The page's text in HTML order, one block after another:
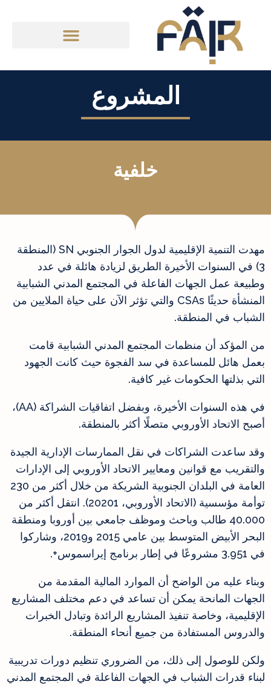
المشروع
خلفية
مهدت التنمية الإقليمية لدول الجوار الجنوبي SN (المنطقة
3) في السنوات الأخيرة الطريق لزيادة هائلة في عدد
وطبيعة عمل الجهات الفاعلة في المجتمع المدني الشبابية
المنشأة حديثًا CSAs والتي تؤثر الآن على حياة الملايين من
الشباب في المنطقة.
من المؤكد أن منظمات المجتمع المدني الشبابية قامت
بعمل هائل للمساعدة في سد الفجوة حيث كانت الجهود
التي بذلتها الحكومات غير كافية.
في هذه السنوات الأخيرة، وبفضل اتفاقيات الشراكة (AA)،
أصبح الاتحاد الأوروبي متصلًا أكثر بالمنطقة.
وقد ساعدت الشراكات في نقل الممارسات الإدارية الجيدة
والتقريب مع قوانين ومعايير الاتحاد الأوروبي إلى الإدارات
العامة في البلدان الجنوبية الشريكة من خلال أكثر من 230
توأمة مؤسسية (الاتحاد الأوروبي، 20201). انتقل أكثر من
40.000 طالب وباحث وموظف جامعي بين أوروبا ومنطقة
البحر الأبيض المتوسط بين عامي 2015 و2019، وشاركوا
في 3.951 مشروعًا في إطار برنامج إيراسموس+.
وبناء عليه من الواضح أن الموارد المالية المقدمة من
الجهات المانحة يمكن أن تساعد في دعم مختلف المشاريع
الإقليمية، وخاصة تنفيذ المشاريع الرائدة وتبادل الخبرات
والدروس المستفادة من جميع أنحاء المنطقة.
ولكن للوصول إلى ذلك، من الضروري تنظيم دورات تدريبية
لبناء قدرات الشباب في الجهات الفاعلة في المجتمع المدني